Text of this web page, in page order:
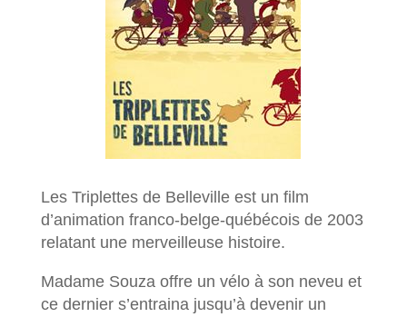
Les Triplettes de Belleville est un film
d’animation franco-belge-québécois de 2003
relatant une merveilleuse histoire.
Madame Souza offre un vélo à son neveu et
ce dernier s’entraina jusqu’à devenir un